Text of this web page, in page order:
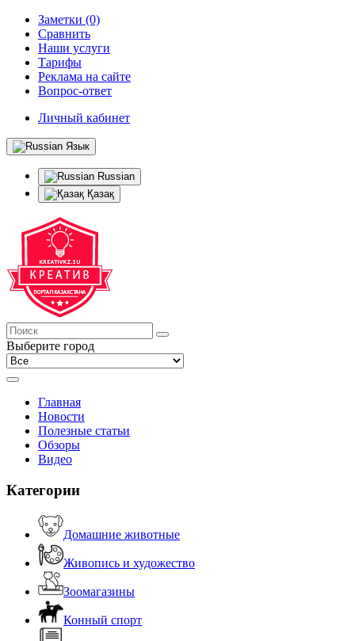
Заметки (0)
Сравнить
Наши услуги
Тарифы
Реклама на сайте
Вопрос-ответ
Личный кабинет
Язык
Russian
Қазақ
Выберите город
Главная
Новости
Полезные статьи
Обзоры
Видео
Категории
Домашние животные
Живопись и художество
Зоомагазины
Конный спорт